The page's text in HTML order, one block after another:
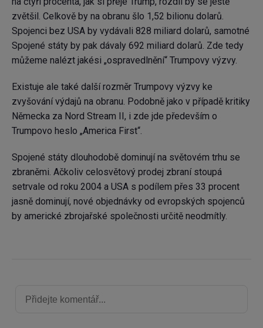
zvětšil. Celkově by na obranu šlo 1,52 bilionu dolarů.
Spojenci bez USA by vydávali 828 miliard dolarů, samotné
Spojené státy by pak dávaly 692 miliard dolarů. Zde tedy
můžeme nalézt jakési „ospravedlnění“ Trumpovy výzvy.
Existuje ale také další rozměr Trumpovy výzvy ke
zvyšování výdajů na obranu. Podobně jako v případě kritiky
Německa za Nord Stream II, i zde jde především o
Trumpovo heslo „America First“.
Spojené státy dlouhodobě dominují na světovém trhu se
zbraněmi. Ačkoliv celosvětový prodej zbraní stoupá
setrvale od roku 2004 a USA s podílem přes 33 procent
jasně dominují, nové objednávky od evropských spojenců
by americké zbrojařské společnosti určitě neodmítly.